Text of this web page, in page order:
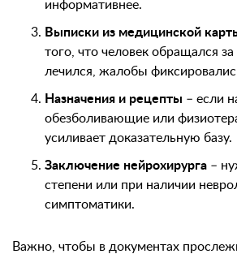
информативнее.
Выписки из медицинской
того, что человек обращался
лечился, жалобы
Назначения и рецепты – если
обезболивающие или
усиливает доказательную базу.
Заключение нейрохирурга –
степени или при наличии
симптоматики.
Важно, чтобы в документах